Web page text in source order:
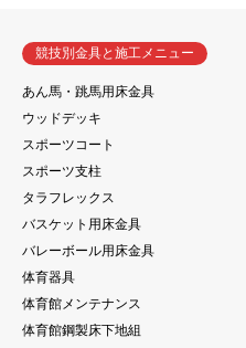
競技別金具と施工メニュー
あん馬・跳馬用床金具
ウッドデッキ
スポーツコート
スポーツ支柱
タラフレックス
バスケット用床金具
バレーボール用床金具
体育器具
体育館メンテナンス
体育館鋼製床下地組